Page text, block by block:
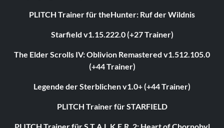
PLITCH Trainer für theHunter: Ruf der Wildnis
Starfield v1.15.222.0 (+27 Trainer)
The Elder Scrolls IV: Oblivion Remastered v1.512.105.0
(+44 Trainer)
Legende der Sterblichen v1.0+ (+44 Trainer)
PLITCH Trainer für STARFIELD